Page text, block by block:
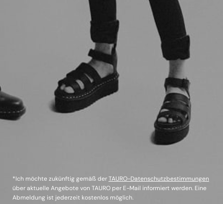
*Ich möchte zukünftig gemäß derTAURO-Datenschutzbestimmungen
über aktuelle Angebote von TAURO per E-Mail informiert werden. Eine
Abmeldung ist jederzeit kostenlos möglich.